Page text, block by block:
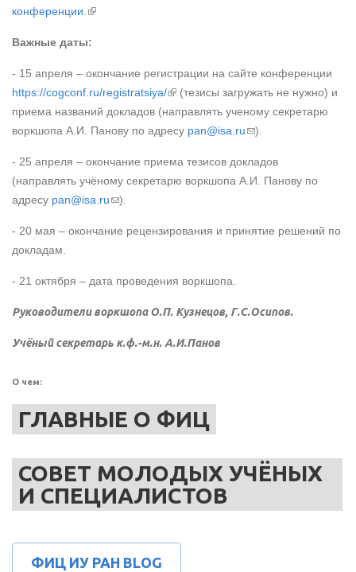
конференции. (внешняя ссылка)
Важные даты:
- 15 апреля – окончание регистрации на сайте конференции
https://cogconf.ru/registratsiya/(внешняя ссылка)
(тезисы загружать не нужно) и
приема названий докладов (направлять ученому секретарю
воркшопа А.И. Панову по адресу pan@isa.ru(ссылка для
).
- 25 апреля – окончание приема тезисов докладов
(направлять учёному секретарю воркшопа А.И. Панову по
адресу pan@isa.ru(ссылка для отправки email)
).
- 20 мая – окончание рецензирования и принятие решений по
докладам.
- 21 октября – дата проведения воркшопа.
Руководители воркшопа О.П. Кузнецов, Г.С.Осипов.
Учёный секретарь к.ф.-м.н. А.И.Панов
О чем:
ГЛАВНЫЕ О ФИЦ
СОВЕТ МОЛОДЫХ УЧЁНЫХ
И СПЕЦИАЛИСТОВ
ФИЦ ИУ РАН BLOG